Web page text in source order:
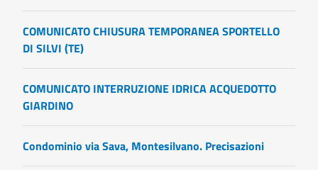
COMUNICATO CHIUSURA TEMPORANEA SPORTELLO
DI SILVI (TE)
COMUNICATO INTERRUZIONE IDRICA ACQUEDOTTO
GIARDINO
Condominio via Sava, Montesilvano. Precisazioni